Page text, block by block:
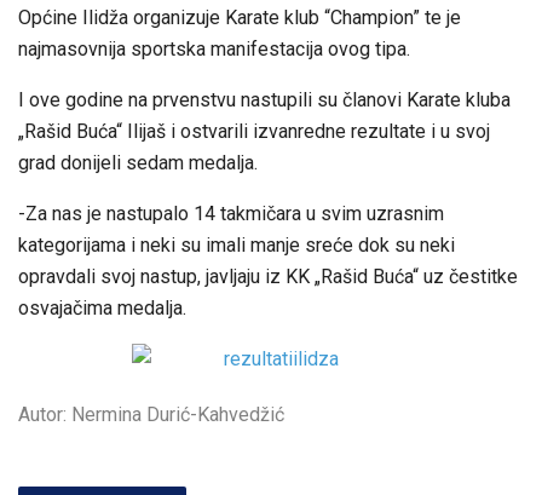
Općine Ilidža organizuje Karate klub “Champion” te je
najmasovnija sportska manifestacija ovog tipa.
I ove godine na prvenstvu nastupili su članovi Karate kluba
„Rašid Buća“ Ilijaš i ostvarili izvanredne rezultate i u svoj
grad donijeli sedam medalja.
-Za nas je nastupalo 14 takmičara u svim uzrasnim
kategorijama i neki su imali manje sreće dok su neki
opravdali svoj nastup, javljaju iz KK „Rašid Buća“ uz čestitke
osvajačima medalja.
Autor: Nermina Durić-Kahvedžić